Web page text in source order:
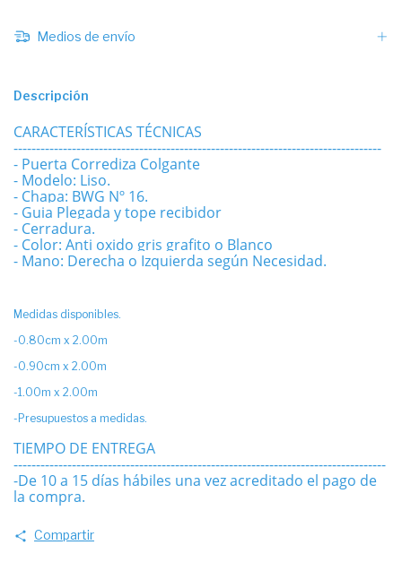
Medios de envío
Descripción
CARACTERÍSTICAS TÉCNICAS
----------------------------------------------------------------------------------
- Puerta Corrediza Colgante
- Modelo: Liso.
- Chapa: BWG Nº 16.
- Guia Plegada y tope recibidor
- Cerradura.
- Color: Anti oxido gris grafito o Blanco
- Mano: Derecha o Izquierda según Necesidad.
Medidas disponibles.
-0.80cm x 2.00m
-0.90cm x 2.00m
-1.00m x 2.00m
-Presupuestos a medidas.
TIEMPO DE ENTREGA
-----------------------------------------------------------------------------------
-De 10 a 15 días hábiles una vez acreditado el pago de
la compra.
Compartir